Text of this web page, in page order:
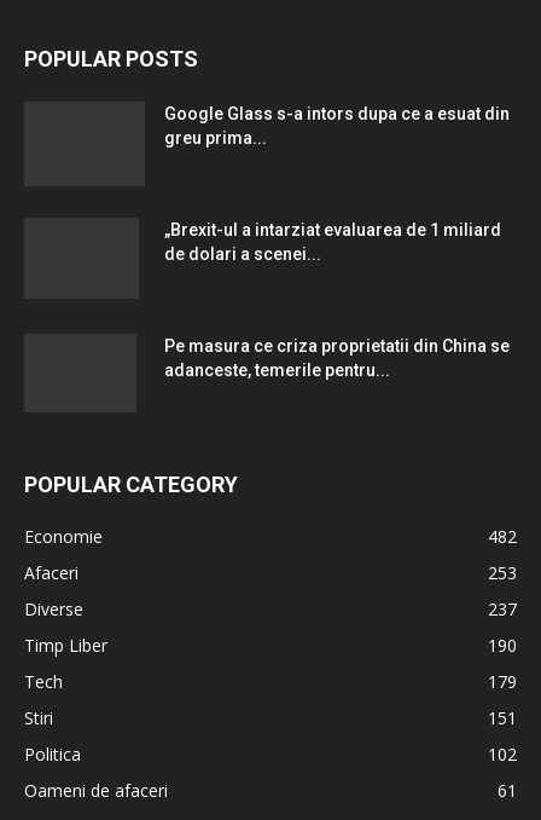
POPULAR POSTS
Google Glass s-a intors dupa ce a esuat din
greu prima...
„Brexit-ul a intarziat evaluarea de 1 miliard
de dolari a scenei...
Pe masura ce criza proprietatii din China se
adanceste, temerile pentru...
POPULAR CATEGORY
Economie
482
Afaceri
253
Diverse
237
Timp Liber
190
Tech
179
Stiri
151
Politica
102
Oameni de afaceri
61